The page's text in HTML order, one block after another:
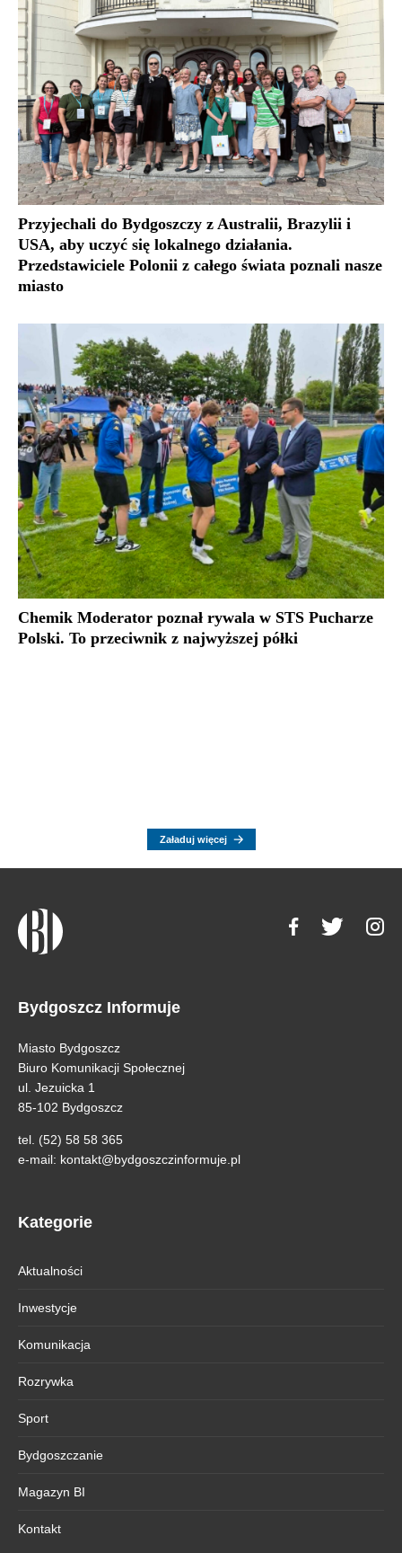
Przyjechali do Bydgoszczy z Australii, Brazylii i
USA, aby uczyć się lokalnego działania.
Przedstawiciele Polonii z całego świata poznali nasze
miasto
Chemik Moderator poznał rywala w STS Pucharze
Polski. To przeciwnik z najwyższej półki
Załaduj więcej
Bydgoszcz Informuje
Miasto Bydgoszcz
Biuro Komunikacji Społecznej
ul. Jezuicka 1
85-102 Bydgoszcz
tel. (52) 58 58 365
e-mail: kontakt@bydgoszczinformuje.pl
Kategorie
Aktualności
Inwestycje
Komunikacja
Rozrywka
Sport
Bydgoszczanie
Magazyn BI
Kontakt